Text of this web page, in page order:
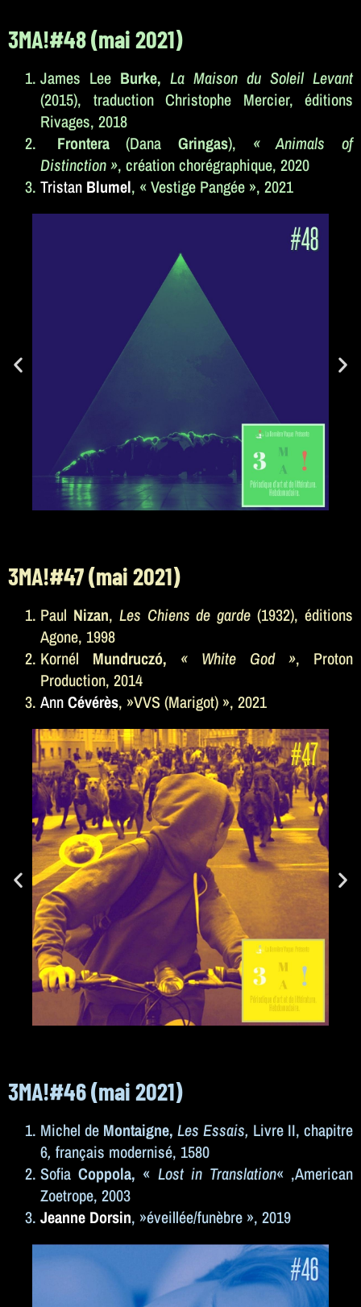
3MA!#48 (mai 2021)
James Lee Burke, La Maison du Soleil Levant
(2015), traduction Christophe Mercier, éditions
Rivages, 2018
Frontera(DanaGringas), « Animals of
Distinction », création chorégraphique, 2020
Tristan Blumel, « Vestige Pangée », 2021
3MA!#47 (mai 2021)
Paul Nizan, Les Chiens de garde(1932), éditions
Agone, 1998
Kornél Mundruczó, « White God », Proton
Production, 2014
AnnCévérès, »VVS (Marigot) », 2021
3MA!#46 (mai2021)
Michel de Montaigne, Les Essais, Livre II, chapitre
6, français modernisé, 1580
SofiaCoppola, « Lost in Translation« ,American
Zoetrope, 2003
Jeanne Dorsin, »éveillée/funèbre », 2019